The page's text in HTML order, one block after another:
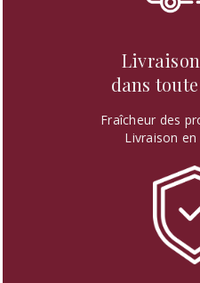
dans
Fraîcheur des
Livraison